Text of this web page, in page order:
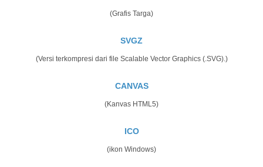
(Grafis Targa)
SVGZ
(Versi terkompresi dari file Scalable Vector Graphics (.SVG).)
CANVAS
(Kanvas HTML5)
ICO
(ikon Windows)